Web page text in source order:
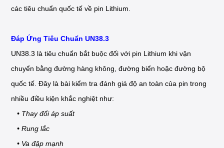
các tiêu chuẩn quốc tế về pin Lithium.
Đáp Ứng Tiêu Chuẩn UN38.3
UN38.3 là tiêu chuẩn bắt buộc đối với pin Lithium khi vận
chuyển bằng đường hàng không, đường biển hoặc đường bộ
quốc tế. Đây là bài kiểm tra đánh giá độ an toàn của pin trong
nhiều điều kiện khắc nghiệt như:
• Thay đổi áp suất
• Rung lắc
• Va đập mạnh